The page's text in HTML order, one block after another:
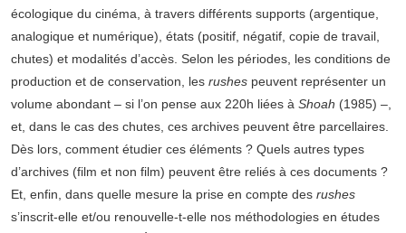
écologique du cinéma, à travers différents supports (argentique,
analogique et numérique), états (positif, négatif, copie de travail,
chutes) et modalités d’accès. Selon les périodes, les conditions de
production et de conservation, les rushes peuvent représenter un
volume abondant – si l’on pense aux 220h liées à Shoah (1985) –,
et, dans le cas des chutes, ces archives peuvent être parcellaires.
Dès lors, comment étudier ces éléments ? Quels autres types
d’archives (film et non film) peuvent être reliés à ces documents ?
Et, enfin, dans quelle mesure la prise en compte des rushes
s’inscrit-elle et/ou renouvelle-t-elle nos méthodologies en études